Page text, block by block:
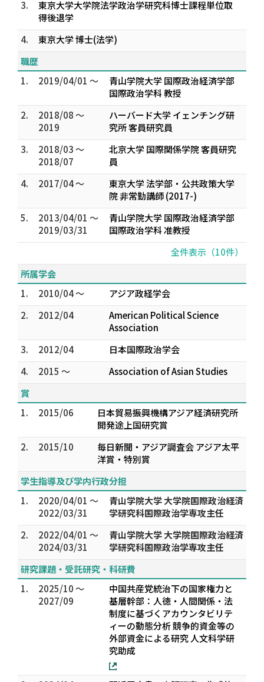
3.
東京大学大学院法学政治学研究科博士課程単位取
得後退学
4.
東京大学 博士(法学)
職歴
1.
2019/04/01 ～
青山学院大学 国際政治経済学部
国際政治学科 教授
2.
2018/08 ～
2019
ハーバード大学 イェンチング研
究所 客員研究員
3.
2018/03 ～
2018/07
北京大学 国際関係学院 客員研究
員
4.
2017/04 ～
東京大学 法学部・公共政策大学
院 非常勤講師 (2017-)
5.
2013/04/01 ～
2019/03/31
青山学院大学 国際政治経済学部
国際政治学科 准教授
全件表示（10件）
所属学会
1.
2010/04 ～
アジア政経学会
2.
2012/04
American Political Science
Association
3.
2012/04
日本国際政治学会
4.
2015 ～
Association of Asian Studies
賞
1.
2015/06
日本貿易振興機構アジア経済研究所
開発途上国研究賞
2.
2015/10
毎日新聞・アジア調査会 アジア太平
洋賞・特別賞
学生指導及び学内行政分担
1.
2020/04/01 ～
2022/03/31
青山学院大学 大学院国際政治経済
学研究科国際政治学専攻主任
2.
2022/04/01 ～
2024/03/31
青山学院大学 大学院国際政治経済
学研究科国際政治学専攻主任
研究課題・受託研究・科研費
1.
2025/10 ～
2027/09
中国共産党統治下の国家権力と
基層幹部：人徳・人間関係・法
制度に基づくアカウンタビリテ
ィーの動態分析 競争的資金等の
外部資金による研究 人文科学研
究助成